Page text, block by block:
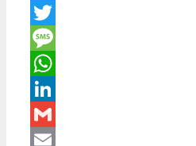
Facebook
Twitter
Message
WhatsApp
LinkedIn
Gmail